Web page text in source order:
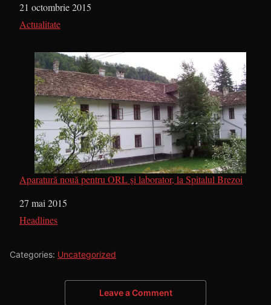
Dată
21 octombrie 2015
În legătură cu
Actualitate
Aparatură nouă pentru ORL și laborator, la Spitalul Brezoi
Dată
27 mai 2015
În legătură cu
Headlines
Categories: Uncategorized
Leave a Comment